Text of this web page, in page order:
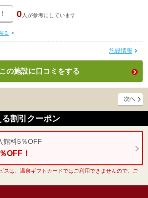
0 人が参考にしています
る >
施設情報
この施設に口コミをする
割引クーポン
館料5％OFF
OFF！
スは、温泉ギフトカードではご利用できませんので、ご